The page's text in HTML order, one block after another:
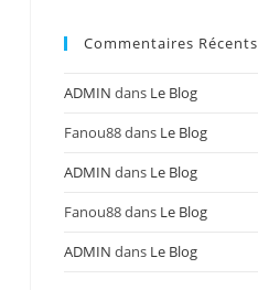
Commentaires Récents
ADMIN dans Le Blog
Fanou88dans Le Blog
ADMIN dans Le Blog
Fanou88dans Le Blog
ADMIN dans Le Blog